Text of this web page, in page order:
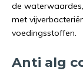
de
met
voedingsstoffen.
Anti alg